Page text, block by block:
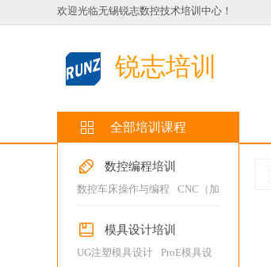
欢迎光临无锡锐志数控技术培训中心 ！
锐志培训
全部培训课程
数控编程培训
数控车床操作与编程
CNC（加
编程综合班 / UG精品班
级班 / UG全能班 数车高级班
模具设计培训
UG注塑模具设计
ProE模具设